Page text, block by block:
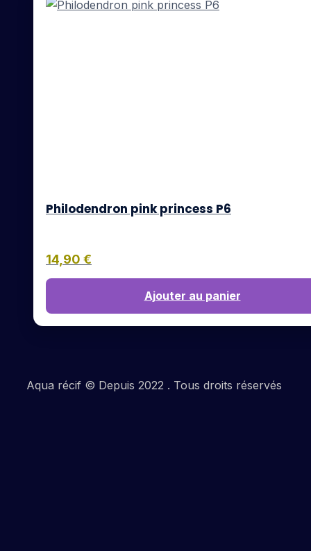
Philodendron pink princess P6
14,90 €
Ajouter au panier
Aqua récif © Depuis 2022 . Tous droits réservés